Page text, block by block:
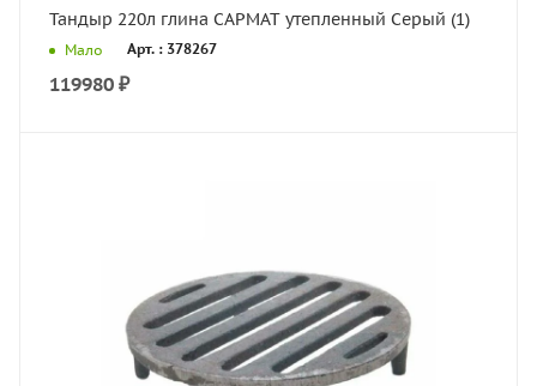
Тандыр 220л глина САРМАТ утепленный Серый (1)
Мало Арт. : 378267
119980 ₽